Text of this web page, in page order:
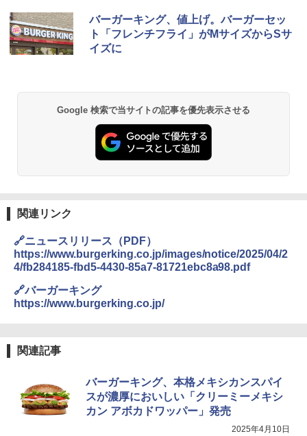
1
ブラックニッカ ニッカ Nikka ウィスキ
ー4000ml ブラックニッカクリア ウヰス
キー 【日本 アサヒ ウィスキー】 大容量
お得 4リットル
角瓶 2700ml サントリー ウイスキー ハ
イボール 大容量
イスキー ハイボール 缶
￥4,930
【数量限定】フロム・ザ・バレル モルト
ウイスキー500ml アサヒ [ 日本 500ml ]
1
チキンラーメン どんぶり 85g×12個 日清
食品 インスタント カップ麺
￥1,939
【公式】ブタメン とんこつ味 35g×15個
麺 小腹 インスタント アウトドアにも ロ
ーリングストック 大人買い おやつカン
パニー
￥1,451
ーフードヌードル 高たんぱく&低糖質 さ
らに塩分控えめ 78g×12個
カップヌードル レギュラー 日清食品 カ
1
[山善] スチームオーブンレンジ 25L 一人
暮らし 二人暮らし フラットテーブル ス
チーム調理 自動メニュー19種搭載 角皿
付き ブラック MRK-F250TSV(B)
シャープ 過熱水蒸気 オーブンレンジ 23
L 1段調理 ブラック RE-WF232-B シンプ
ル操作 コンパクト 一人暮らし 二人暮ら
し らくチン!（絶対湿度）センサー ノン
フライ調理 トースト スチームあたため
3
[山善] スチームオーブンレンジ 省エネ
高効率 15L 一人暮らし 二人暮らし スチ
ック YRZ-WF150TV(B)
TOSHIBA(東芝) スチームオーブンレン
ジ 石窯ドーム ER-D80A(K) ブラック 25
0℃ 1段調理 フラットテーブル 電子レン
ジ 赤外線センサー ノンフライ調理 簡単
お手入れ 小型 新生活 一人暮らし 二人暮
バーガーキング、値上げ。バーガーセッ
ト「フレンチフライ」がMサイズからSサ
イズに
Google 検索で当サイトの記事を優先表示させる
関連リンク
🔗ニュースリリース（PDF）
https://www.burgerking.co.jp/images/notice/2025/04/2
4/fb284185-fbd5-4430-85a7-81721ebc8a98.pdf
🔗バーガーキング
https://www.burgerking.co.jp/
関連記事
バーガーキング、本格メキシカンスパイ
スが濃厚においしい「クリーミーメキシ
カン アボカドワッパー」発売
2025年4月10日